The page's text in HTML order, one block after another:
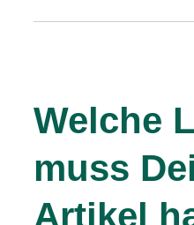
Welche
muss
Artikel